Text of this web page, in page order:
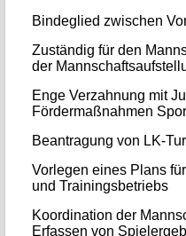
Bindeglied zwischen
Zuständig für den
der
Enge Verzahnung mit
Fördermaßnahmen
Beantragung von LK-
Vorlegen eines Plans
und Trainingsbetriebs
Koordination der
Erfassen von